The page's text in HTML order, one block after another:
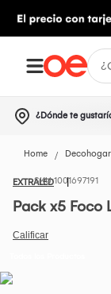
¿Dónde te
Home Decohogar
EXTRALED1001697191
Pack x5 Foco